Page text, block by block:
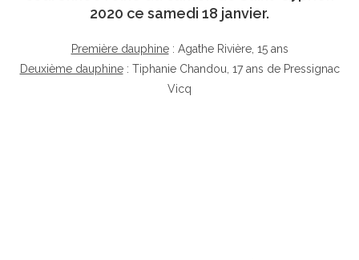
2020 ce samedi 18 janvier.
Première dauphine: Agathe Rivière, 15 ans
Deuxième dauphine: Tiphanie Chandou, 17 ans de Pressignac
Vicq